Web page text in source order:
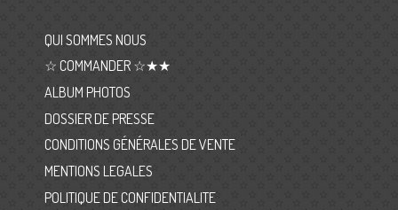
QUI SOMMES NOUS
☆ COMMANDER ☆★★
ALBUM PHOTOS
DOSSIER DE PRESSE
CONDITIONS GÉNÉRALES DE VENTE
MENTIONS LEGALES
POLITIQUE DE CONFIDENTIALITE